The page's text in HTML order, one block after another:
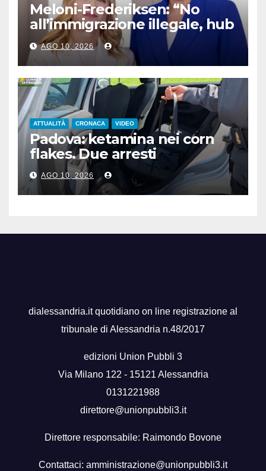
Meloni-Frederiksen: “No
all’immigrazione illegale, hub
di rimpatrio in Paesi terzi”
AGO 10, 2026
ATTUALITÀ CRONACA VIDEO
Padova: ketamina nei corn
flakes. Due arresti
AGO 10, 2026
dialessandria.it quotidiano on line registrazione al
tribunale di Alessandria n.48/2017
edizioni Union Pubbli 3
Via Milano 122 - 15121 Alessandria
0131221988
direttore@unionpubbli3.it
Direttore responsabile: Raimondo Bovone
Contattaci: amministrazione@unionpubbli3.it